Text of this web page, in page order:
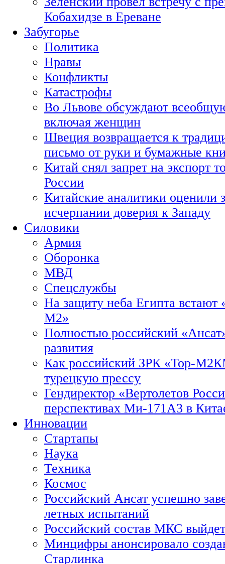
Кобахидзе в Ереване
Забугорье
Политика
Нравы
Конфликты
Катастрофы
Во Львове обсуждают
включая женщин
Швеция возвращается к
письмо от руки и бумажные
Китай снял запрет на экспорт
России
Китайские аналитики оценили
исчерпании доверия к Западу
Силовики
Армия
Оборонка
МВД
Спецслужбы
На защиту неба Египта встают
М2»
Полностью российский
развития
Как российский ЗРК «Тор-
турецкую прессу
Гендиректор «Вертолетов
перспективах Ми-171А3 в
Инновации
Стартапы
Наука
Техника
Космос
Российский Ансат успешно
летных испытаний
Российский состав МКС
Минцифры анонсировало
Старлинка